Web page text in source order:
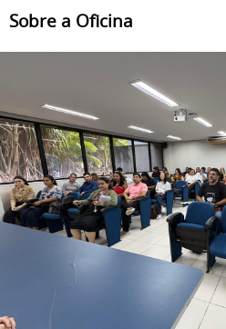
Sobre a Oficina